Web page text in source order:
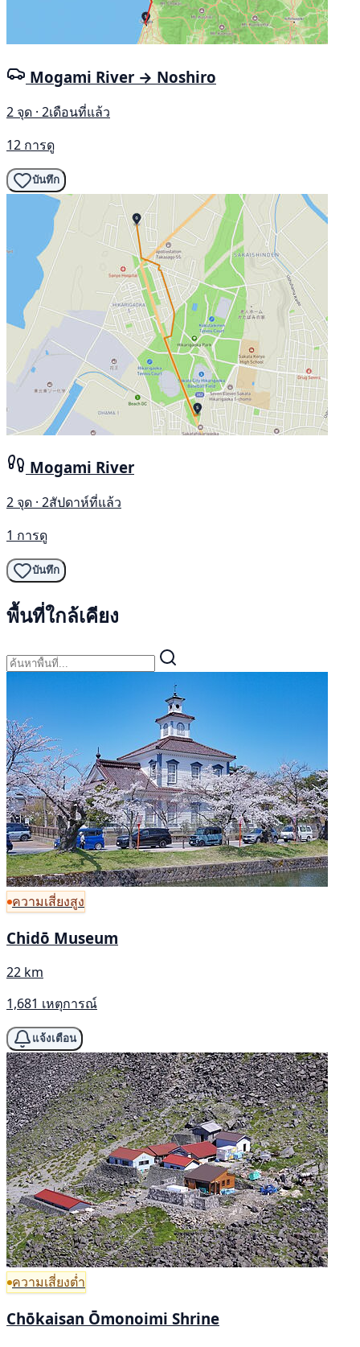
Mogami River → Noshiro
2 จุด · 2เดือนที่แล้ว
12 การดู
บันทึก
Mogami River
2 จุด · 2สัปดาห์ที่แล้ว
1 การดู
บันทึก
พื้นที่ใกล้เคียง
ความเสี่ยงสูง
Chidō Museum
22 km
1,681 เหตุการณ์
แจ้งเตือน
ความเสี่ยงต่ำ
Chōkaisan Ōmonoimi Shrine